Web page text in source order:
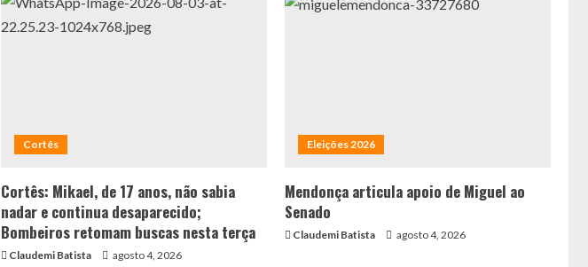
Cortês
Cortês: Mikael, de 17 anos, não sabia
nadar e continua desaparecido;
Bombeiros retomam buscas nesta terça
Claudemi Batista agosto 4, 2026
Eleições 2026
Mendonça articula apoio de Miguel ao
Senado
Claudemi Batista agosto 4, 2026